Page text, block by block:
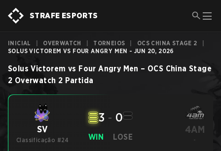
STRAFE ESPORTS
INICIAL OVERWATCH TORNEIOS OCS CHINA STAGE 2
SOLUS VICTOREM VS FOUR ANGRY MEN - JUN 20, 2026
Solus Victorem vs Four Angry Men – OCS China Stage
2 Overwatch 2 Partida
SV
Classificação #24 WIN
3 - 0
LOSE
4AM
-